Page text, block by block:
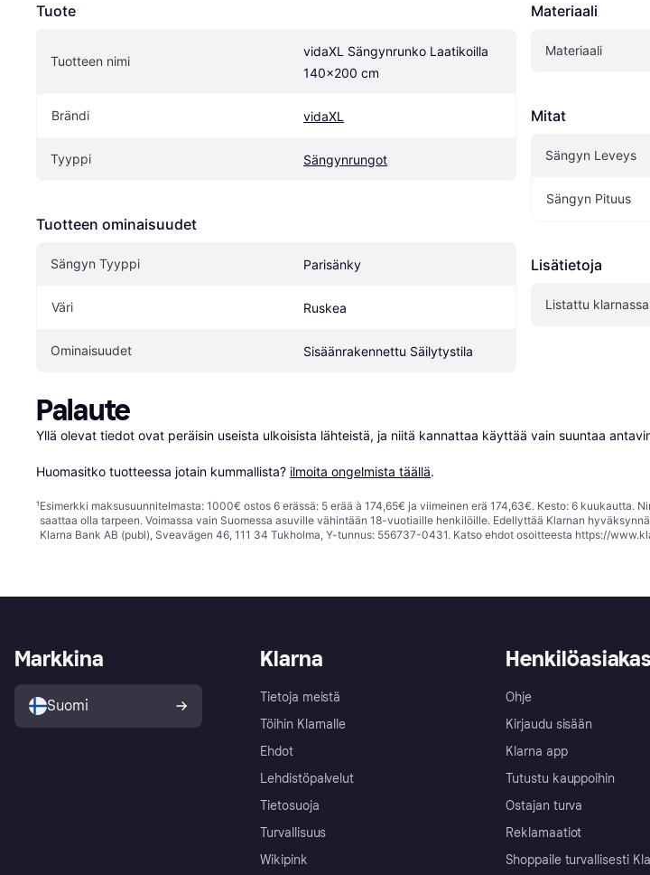
Tuote
Tuotteen nimi
vidaXL Sängynrunko Laatikoilla
140x200 cm
Brändi vidaXL
Tyyppi Sängynrungot
Tuotteen ominaisuudet
Sängyn Tyyppi Parisänky
Väri Ruskea
Ominaisuudet Sisäänrakennettu Säilytystila
Materiaali
Materiaali
Mitat
Sängyn Leveys
Sängyn Pituus
Lisätietoja
Listattu klarnassa
Palaute
Yllä olevat tiedot ovat peräisin useista ulkoisista lähteistä, ja niitä kannattaa käyttää vain suuntaa
Huomasitko tuotteessa jotain kummallista? ilmoita ongelmista täällä.
¹Esimerkki maksusuunnitelmasta: 1000€ ostos 6 erässä: 5 erää à 174,65€ ja viimeinen erä 174,63€. Kesto: 6 kuukautta.
saattaa olla tarpeen. Voimassa vain Suomessa asuville vähintään 18-vuotiaille henkilöille. Edellyttää Klarnan
Klarna Bank AB (publ), Sveavägen 46, 111 34 Tukholma, Y-tunnus: 556737-0431. Katso ehdot osoitteesta https://
Klarna
Tietoja meistä
Töihin Klarnalle
Ehdot
Lehdistöpalvelut
Tietosuoja
Turvallisuus
Wikipink
Henkilöasiakas
Ohje
Kirjaudu sisään
Klarna app
Tutustu kauppoihin
Ostajan turva
Reklamaatiot
Shoppaile turvallisesti
Markkina
Suomi